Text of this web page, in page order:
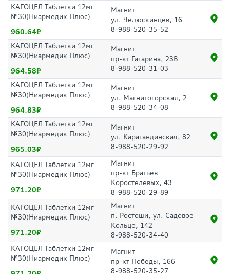
КАГОЦЕЛ Таблетки 12мг
№30(Ниармедик Плюс)
960.64
Магнит
ул. Челюскинцев, 16
8-988-520-35-52
КАГОЦЕЛ Таблетки 12мг
№30(Ниармедик Плюс)
964.58
Магнит
пр-кт Гагарина, 23В
8-988-520-31-03
КАГОЦЕЛ Таблетки 12мг
№30(Ниармедик Плюс)
964.83
Магнит
ул. Магнитогорская, 2
8-988-520-34-08
КАГОЦЕЛ Таблетки 12мг
№30(Ниармедик Плюс)
965.03
Магнит
ул. Карагандинская, 82
8-988-520-29-92
КАГОЦЕЛ Таблетки 12мг
№30(Ниармедик Плюс)
971.20
Магнит
пр-кт Братьев
Коростелевых, 43
8-988-520-29-89
КАГОЦЕЛ Таблетки 12мг
№30(Ниармедик Плюс)
971.20
Магнит
п. Ростоши, ул. Садовое
Кольцо, 142
8-988-520-34-40
КАГОЦЕЛ Таблетки 12мг
№30(Ниармедик Плюс)
Магнит
пр-кт Победы, 166
8-988-520-35-27